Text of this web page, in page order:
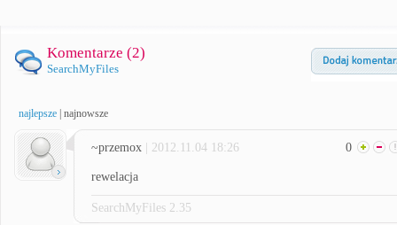
Komentarze (2)
SearchMyFiles
najlepsze najnowsze
~przemox | 2012.11.04 18:26 0
rewelacja
SearchMyFiles 2.35